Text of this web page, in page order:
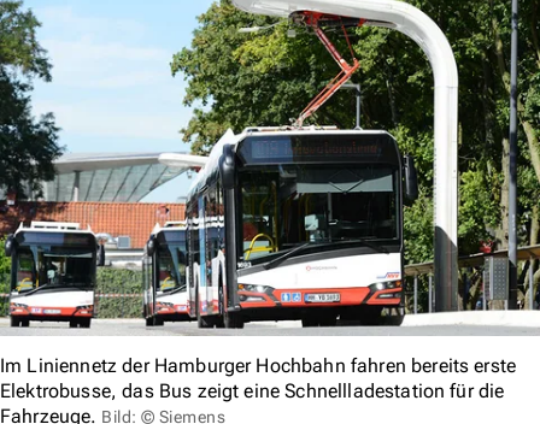
Im Liniennetz der Hamburger Hochbahn fahren bereits erste
Elektrobusse, das Bus zeigt eine Schnellladestation für die
Fahrzeuge. Bild: © Siemens